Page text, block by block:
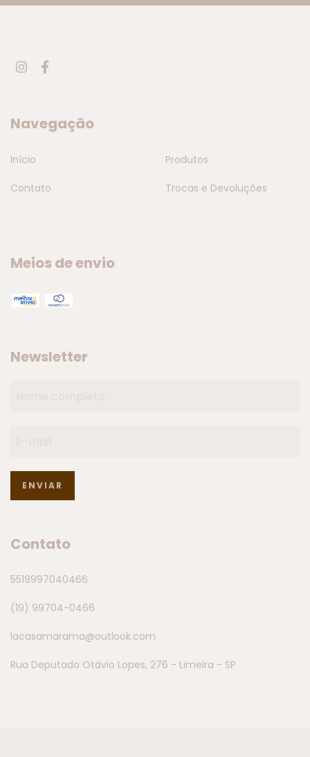
Navegação
Início Produtos
Contato Trocas e Devoluções
Meios de envio
Newsletter
Contato
5519997040466
(19) 99704-0466
lacasamarama@outlook.com
Rua Deputado Otávio Lopes, 276 - Limeira - SP